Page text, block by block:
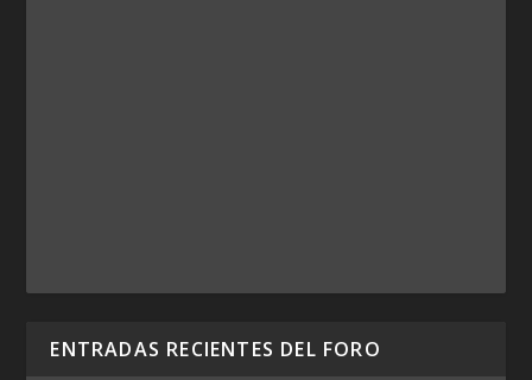
ENTRADAS RECIENTES DEL FORO